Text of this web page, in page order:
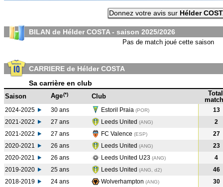
Donnez votre avis sur Hélder
BILAN de Hélder COSTA - saison 2025/2026
Pas de match joué cette saison
CARRIERE de Hélder COSTA
Sa carrière en club
Saison Age(*) Club
Total
2024-2025 30 ans Estoril Praia (POR)
13
2021-2022
27 ans Leeds United (ANG)
2
2021-2022
27 ans FC Valence (ESP)
27
2020-2021
26 ans Leeds United (ANG)
23
2020-2021
26 ans Leeds United U23 (ANG)
4
2019-2020
25 ans Leeds United (ANG, d2)
46
2018-2019
24 ans Wolverhampton (ANG)
30